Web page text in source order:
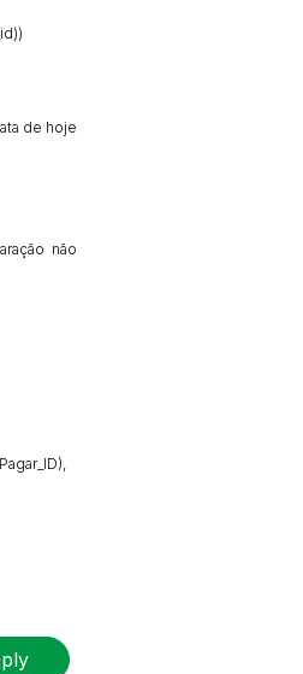
de hoje
não